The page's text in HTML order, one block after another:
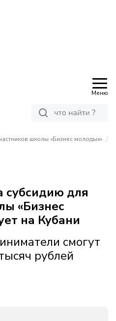
Меню
школы «Бизнес молодых» /
субсидию для
«Бизнес
на Кубани
смогут
рублей